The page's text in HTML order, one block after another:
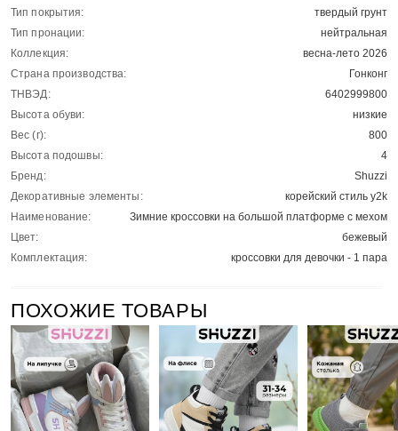
Тип покрытия:
твердый грунт
Тип пронации:
нейтральная
Коллекция:
весна-лето 2026
Страна производства:
Гонконг
ТНВЭД:
6402999800
Высота обуви:
низкие
Вес (г):
800
Высота подошвы:
4
Бренд:
Shuzzi
Декоративные элементы:
корейский стиль y2k
Наименование:
Зимние кроссовки на большой платформе с мехом
Цвет:
бежевый
Комплектация:
кроссовки для девочки - 1 пара
ПОХОЖИЕ ТОВАРЫ